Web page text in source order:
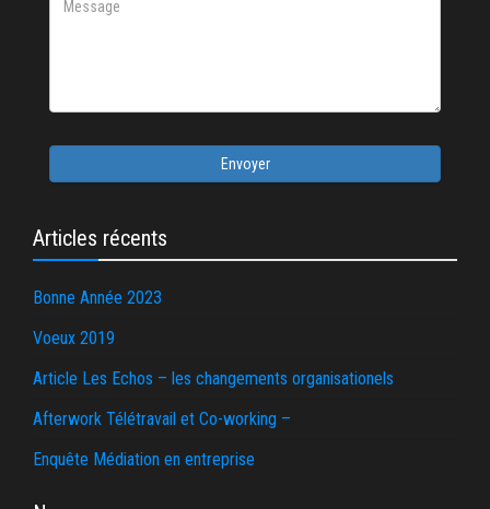
Envoyer
Articles récents
Bonne Année 2023
Voeux 2019
Article Les Echos – les changements organisationels
Afterwork Télétravail et Co-working –
Enquête Médiation en entreprise